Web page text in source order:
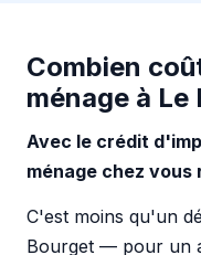
Combien
ménage à Le
Avec le crédit
ménage chez vous
C'est moins qu'un
Bourget — pour un